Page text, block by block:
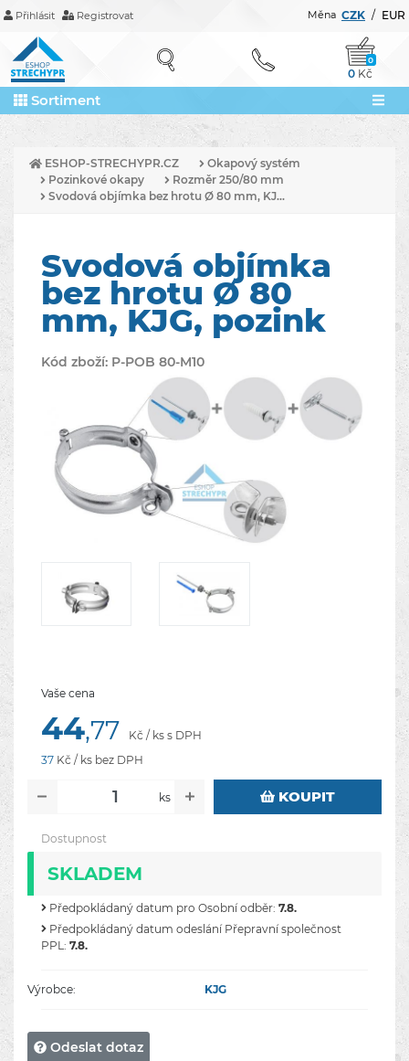
Přihlásit Registrovat CZK / EUR
Měna
0
0 Kč
Sortiment
ESHOP-STRECHYPR.CZ
Okapový systém
Pozinkové okapy
Rozměr 250/80 mm
Svodová objímka bez hrotu Ø 80 mm, KJ...
Svodová objímka
bez hrotu Ø 80
mm, KJG, pozink
Kód zboží: P-POB 80-M10
Vaše cena
44,77
Kč / ks s DPH
37 Kč / ks bez DPH
ks KOUPIT
Dostupnost
SKLADEM
Předpokládaný datum pro Osobní odběr: 7.8.
Předpokládaný datum odeslání Přepravní společnost
PPL: 7.8.
Výrobce: KJG
Odeslat dotaz